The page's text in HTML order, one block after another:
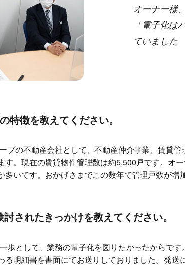
オーナー様
「電子化は
ていました
特徴を教えてください。
プの不動産会社として、不動産仲介事業、賃貸
す。現在の賃貸物件管理数は約5,500戸です。オ
多いです。おかげさまでこの数年で管理戸数が増
されたきっかけを教えてください。
歩として、業務の電子化を図りたかったからで
る明細書を書面にてお送りしておりました。発送